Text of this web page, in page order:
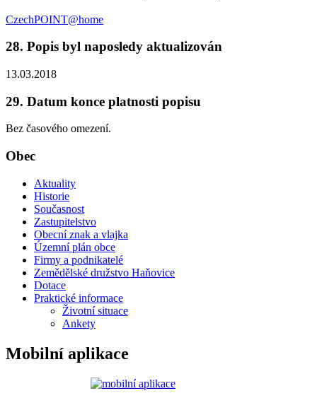
CzechPOINT@home
28. Popis byl naposledy aktualizován
13.03.2018
29. Datum konce platnosti popisu
Bez časového omezení.
Obec
Aktuality
Historie
Současnost
Zastupitelstvo
Obecní znak a vlajka
Územní plán obce
Firmy a podnikatelé
Zemědělské družstvo Haňovice
Dotace
Praktické informace
Životní situace
Ankety
Mobilní aplikace